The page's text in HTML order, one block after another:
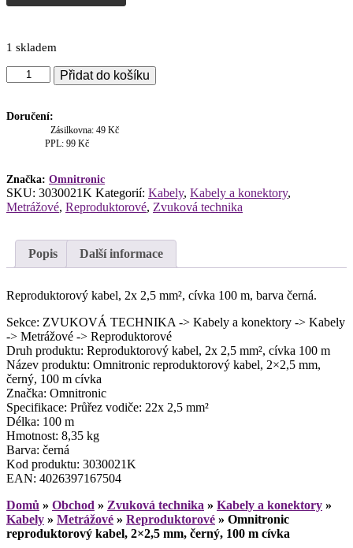
1 skladem
Omnitronic
reproduktorový
2x2,5
cívka
množství
Přidat do košíku
Doručení:
Zásilkovna: 49 Kč
PPL: 99 Kč
Značka: Omnitronic
SKU: 3030021K Kategorií: Kabely, Kabely a konektory,
Metrážové, Reproduktorové, Zvuková technika
Popis Další informace
Reproduktorový kabel, 2x 2,5 mm², cívka 100 m, barva černá.
Sekce: ZVUKOVÁ TECHNIKA -> Kabely a konektory -> Kabely
-> Metrážové -> Reproduktorové
Druh produktu: Reproduktorový kabel, 2x 2,5 mm², cívka 100 m
Název produktu: Omnitronic reproduktorový kabel, 2×2,5 mm,
černý, 100 m cívka
Značka: Omnitronic
Specifikace: Průřez vodiče: 22x 2,5 mm²
Délka: 100 m
Hmotnost: 8,35 kg
Barva: černá
Kod produktu: 3030021K
EAN: 4026397167504
Domů » Obchod » Zvuková technika » Kabely a konektory »
Kabely » Metrážové » Reproduktorové » Omnitronic
reproduktorový kabel, 2×2,5 mm, černý, 100 m cívka